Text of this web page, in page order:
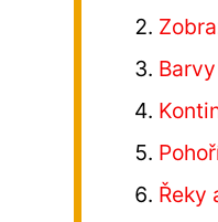
Řeky